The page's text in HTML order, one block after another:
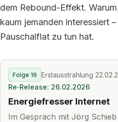
dem Rebound-Effekt.
kaum jemanden interessiert
Pauschalflat zu tun hat.
Folge 16
Erstausstrahlung
Re‑Release: 26.02.2026
Energiefresser Internet
Im Gespräch mit Jörg Schieb